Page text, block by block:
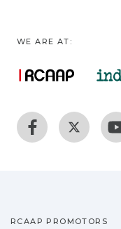
WE ARE AT:
RCAAP PROMOTORS